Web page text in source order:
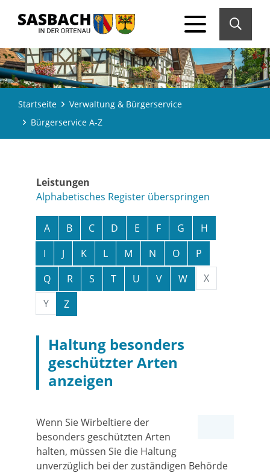
Startseite
Verwaltung & Bürgerservice
Bürgerservice A-Z
Leistungen
Alphabetisches Register überspringen
A B C D E F G
H
I
J K L M N O
P
Q
R S T U V W
X
Y
Z
Haltung besonders
geschützter Arten
anzeigen
Wenn Sie Wirbeltiere der
besonders geschützten Arten
halten, müssen Sie die Haltung
unverzüglich bei der zuständigen Behörde